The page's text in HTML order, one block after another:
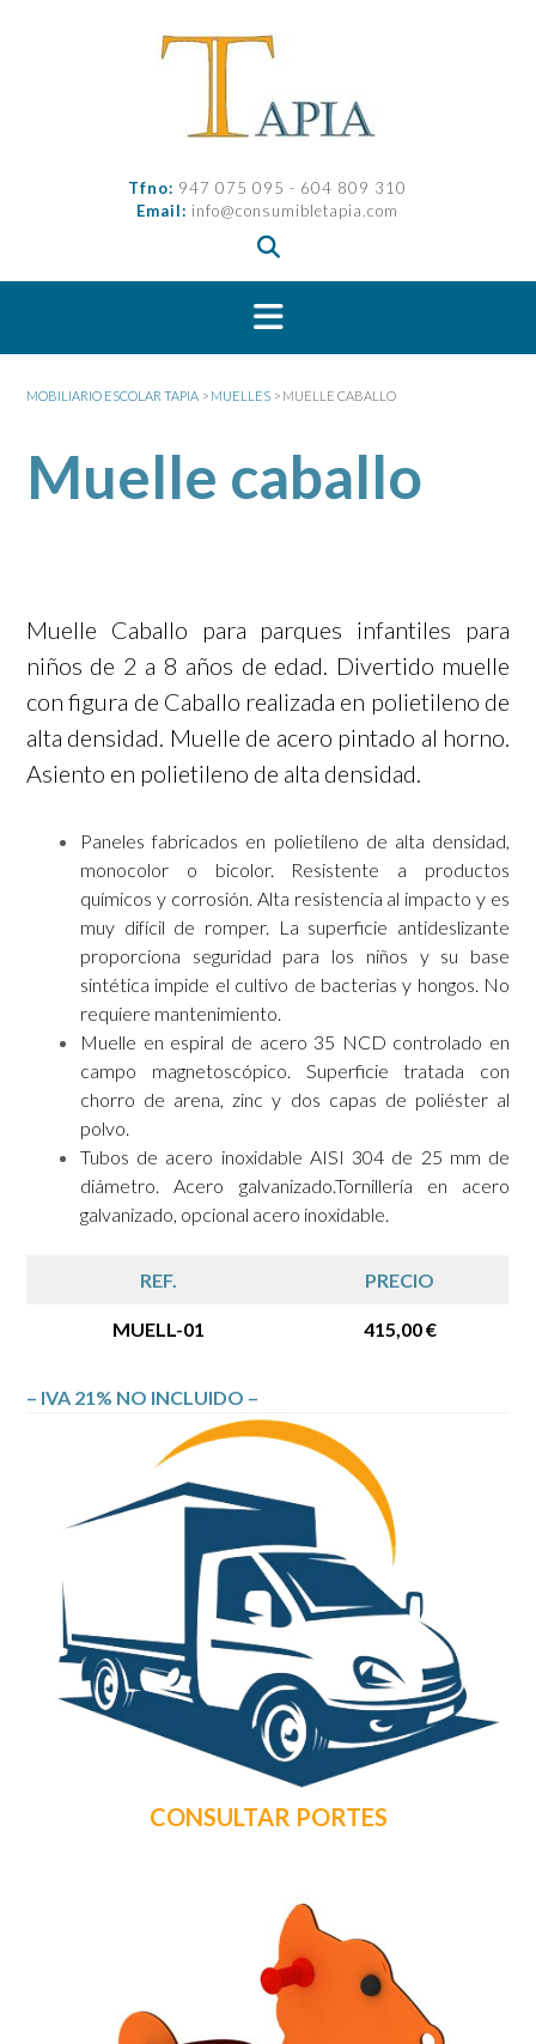
Tfno: 947 075 095 - 604 809 310
Email: info@consumibletapia.com
MOBILIARIO ESCOLAR TAPIA > MUELLES > MUELLE CABALLO
Muelle caballo
Muelle Caballo para parques infantiles para
niños de 2 a 8 años de edad. Divertido muelle
con figura de Caballo realizada en polietileno de
alta densidad. Muelle de acero pintado al horno.
Asiento en polietileno de alta densidad.
Paneles fabricados en polietileno de alta densidad,
monocolor o bicolor. Resistente a productos
químicos y corrosión. Alta resistencia al impacto y es
muy difícil de romper. La superficie antideslizante
proporciona seguridad para los niños y su base
sintética impide el cultivo de bacterias y hongos. No
requiere mantenimiento.
Muelle en espiral de acero 35 NCD controlado en
campo magnetoscópico. Superficie tratada con
chorro de arena, zinc y dos capas de poliéster al
polvo.
Tubos de acero inoxidable AISI 304 de 25 mm de
diámetro.
Acero galvanizado.Tornillería en acero
galvanizado, opcional acero inoxidable.
REF. PRECIO
MUELL-01 415,00 €
– IVA 21% NO INCLUIDO –
CONSULTAR PORTES